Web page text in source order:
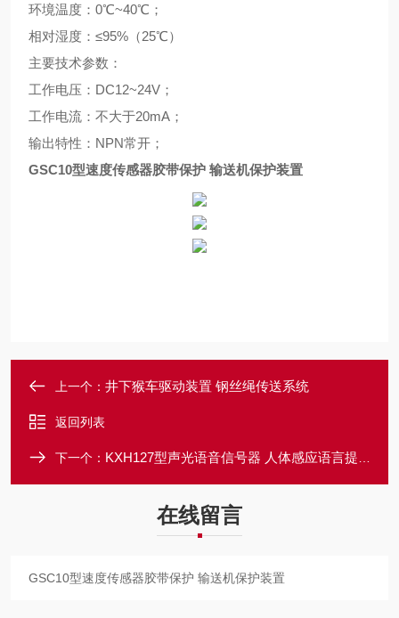
环境温度 ： 0℃~40℃ ；
相对湿度 ： ≤95% （25℃）
主要技术参数 ：
工作电压 ： DC12~24V ；
工作电流 ： 不大于20mA ；
输出特性 ： NPN常开 ；
GSC10型速度传感器胶带保护 输送机保护装置
上一个： 井下猴车驱动装置 钢丝绳传送系统
返回列表
下一个： KXH127型声光语音信号器 人体感应语言提示
在线留言